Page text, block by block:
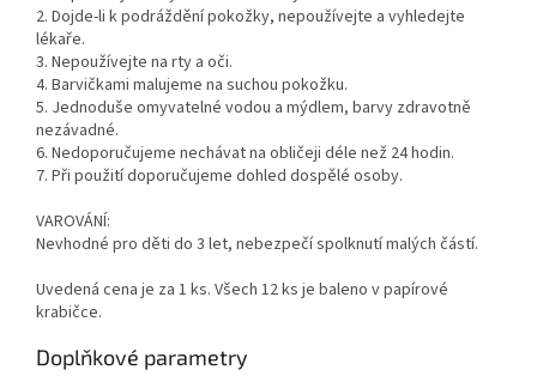
2. Dojde-li k podráždění pokožky, nepoužívejte a vyhledejte
lékaře.
3. Nepoužívejte na rty a oči.
4. Barvičkami malujeme na suchou pokožku.
5. Jednoduše omyvatelné vodou a mýdlem, barvy zdravotně
nezávadné.
6. Nedoporučujeme nechávat na obličeji déle než 24 hodin.
7. Při použití doporučujeme dohled dospělé osoby.
VAROVÁNÍ:
Nevhodné pro děti do 3 let, nebezpečí spolknutí malých částí.
Uvedená cena je za 1 ks. Všech 12 ks je baleno v papírové
krabičce.
Doplňkové parametry